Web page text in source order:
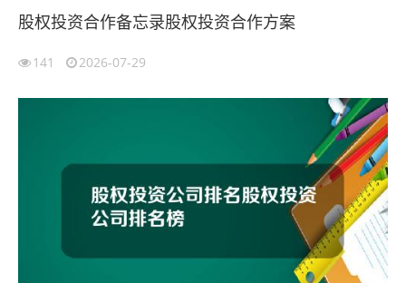
股权投资合作备忘录股权投资合作方案
141 2026-07-29